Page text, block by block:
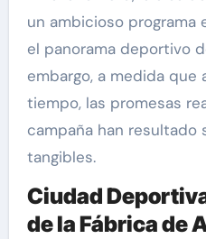
un ambicioso programa
el panorama deportivo
embargo, a medida que
tiempo, las promesas
campaña han resultado
tangibles.
Ciudad
de la Fábrica de